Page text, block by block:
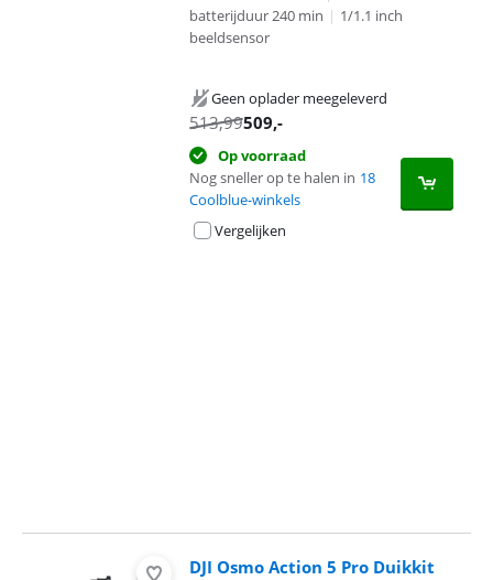
batterijduur 240 min | 1/1.1 inch
beeldsensor
Geen oplader meegeleverd
513,99509,-
Op voorraad
Nog sneller op te halen in 18
Coolblue-winkels
Vergelijken
DJI Osmo Action 5 Pro Duikkit